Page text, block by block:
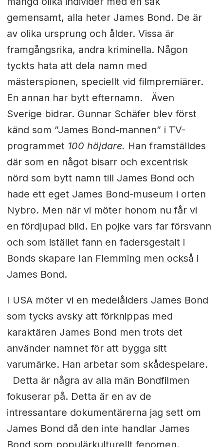
gemensamt, alla heter James Bond. De är
av olika ursprung och ålder. Vissa är
framgångsrika, andra kriminella. Någon
tyckts hata att dela namn med
mästerspionen, speciellt vid filmpremiärer.
En annan har bytt efternamn. Även
Sverige bidrar. Gunnar Schäfer blev först
känd som ”James Bond-mannen” i TV-
programmet 100 höjdare. Han framställdes
där som en något bisarr och excentrisk
nörd som bytt namn till James Bond och
hade ett eget James Bond-museum i orten
Nybro. Men när vi möter honom nu får vi
en fördjupad bild. En pojke vars far försvann
och som istället fann en fadersgestalt i
Bonds skapare Ian Flemming men också i
James Bond.
I USA möter vi en medelålders James Bond
som tycks avsky att förknippas med
karaktären James Bond men trots det
använder namnet för att bygga sitt
varumärke. Han arbetar som skådespelare.
Detta är några av alla män Bondfilmen
fokuserar på. Detta är en av de
intressantare dokumentärerna jag sett om
James Bond då den inte handlar James
Bond som populärkulturellt fenomen.